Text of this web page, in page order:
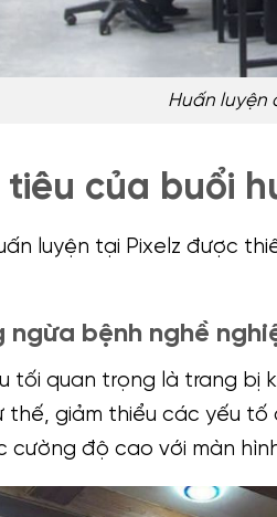
Huấn luyện
tiêu của buổi
luyện tại Pixelz được
ngừa bệnh nghề
tối quan trọng là trang bị
thế, giảm thiểu các yếu tố
cường độ cao với màn